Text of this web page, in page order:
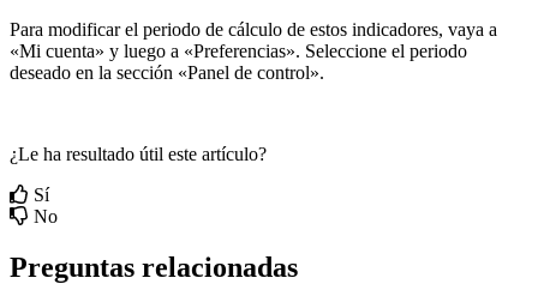
Para modificar el periodo de cálculo de estos indicadores, vaya a
«Mi cuenta» y luego a «Preferencias». Seleccione el periodo
deseado en la sección «Panel de control».
¿Le ha resultado útil este artículo?
Sí
No
Preguntas relacionadas